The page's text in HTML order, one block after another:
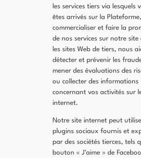
les services tiers via lesquels
êtes arrivés sur la Plateforme,
commercialiser et faire la
de nos services sur notre site
les sites Web de tiers, nous
détecter et prévenir les
mener des évaluations des
ou collecter des informations
concernant vos activités sur
internet.
Notre site internet peut
plugins sociaux fournis et
par des sociétés tierces, tels
bouton « J’aime » de